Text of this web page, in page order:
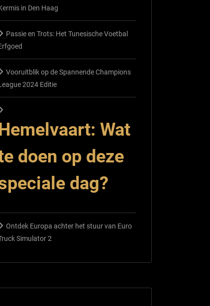
in Den Haag
Passie en Trots: Het Tunesische Voetbal
Vooruitblik op de Spannende Champions
2024 Editie
Wat
doen op deze
dag?
Ontdek Europa achter het stuur van Euro
Simulator 2